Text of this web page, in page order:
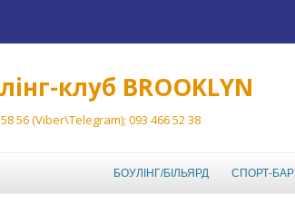
клуб BROOKLYN
56 (Viber\Telegram); 093 466 52 38
БОУЛІНГ/БІЛЬЯРД СПОРТ-БАР